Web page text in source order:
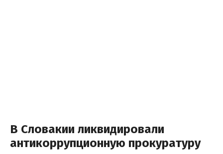
В Словакии ликвидировали
антикоррупционную прокуратуру